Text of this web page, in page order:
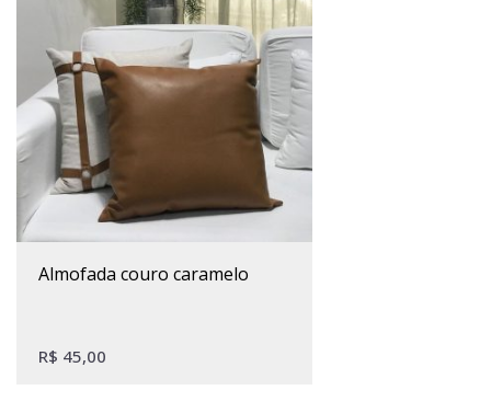
almofada couro caramelo
R$ 45,00